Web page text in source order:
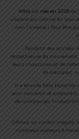
Altraest née en 2009 de
croyant dur comme fer que
non l’inverse ! Pour être
Pendant des années,
respectueuse du
leurs chaussures et de
de blessures,
Il a ensuite fallu travailler
pour concevoir et produire
de nombreuses
Offrant un confort inégalé,
nombreux coureurs à